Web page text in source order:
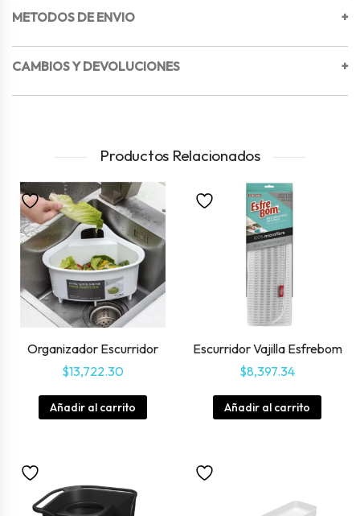
METODOS DE ENVIO +
CAMBIOS Y DEVOLUCIONES +
Productos Relacionados
Organizador Escurridor
$13,722.30
Añadir al carrito
Escurridor Vajilla Esfrebom
$8,397.34
Añadir al carrito